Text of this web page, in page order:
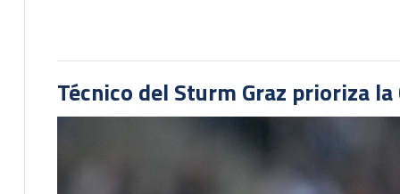
Técnico del Sturm Graz prioriza